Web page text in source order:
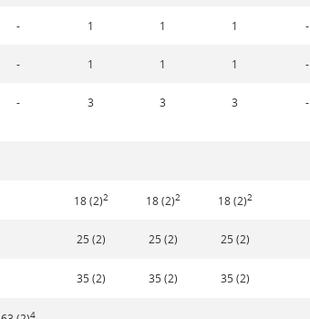
- 1 1 1 -
- 1 1 1 -
- 3 3 3 -
18 (2)2 18 (2)2 18 (2)2
25 (2) 25 (2) 25 (2)
35 (2) 35 (2) 35 (2)
4